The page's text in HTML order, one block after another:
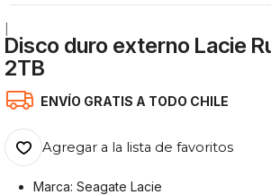
Disco duro externo Lacie
2TB
ENVÍO GRATIS A TODO CHILE
Agregar a la lista de favoritos
Marca: Seagate Lacie